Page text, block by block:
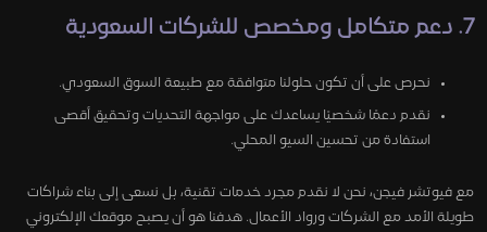
7. دعم متكامل ومخصص للشركات السعودية
نحرص على أن تكون حلولنا متوافقة مع طبيعة السوق السعودي.
نقدم دعمًا شخصيًا يساعدك على مواجهة التحديات وتحقيق أقصى
استفادة من تحسين السيو المحلي.
مع فيوتشر فيجن، نحن لا نقدم مجرد خدمات تقنية، بل نسعى إلى بناء شراكات
طويلة الأمد مع الشركات ورواد الأعمال. هدفنا هو أن يصبح موقعك الإلكتروني